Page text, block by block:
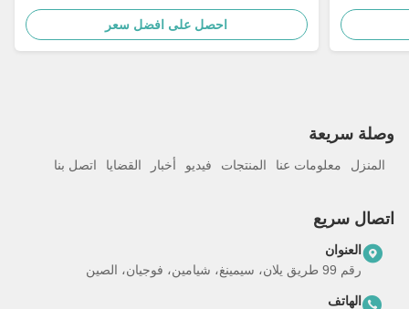
احصل على افضل سعر
وصلة سريعة
المنزل معلومات عنا المنتجات فيديو أخبار القضايا اتصل بنا
اتصال سريع
العنوان
رقم 99 طريق يلان، سيمينغ، شيامين، فوجيان، الصين
الهاتف